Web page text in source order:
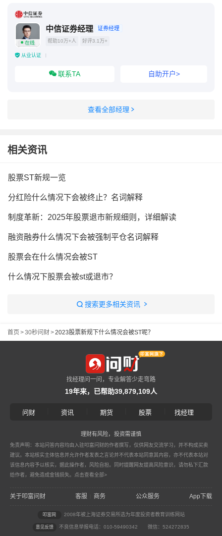
在线
中信证券经理 证券经理
帮助10万+人 好评3.1万+
从业认证
联系TA 自助开户>
查看全部经理
相关资讯
股票ST新规一览
分红险什么情况下会被终止？名词解释
制度革新：2025年股票退市新规细则，详细解读
融资融券什么情况下会被强制平仓名词解释
股票会在什么情况会被ST
什么情况下股票会被st或退市？
搜索更多相关资讯
首页 >30秒问财>2023股票新规下什么情况会被ST呢？
找经理问一问，专业解答少走弯路
19年来，已帮助39,879,109人
问财 资讯 期货 股票 找经理
理财有风险，投资需谨慎
免责声明：本站问答内容均由入驻叩富问财的作者撰写，仅供网友交流学习，并不构成买卖
建议。本站核实主体信息并允许作者发表之言论并不代表本站同意其内容，亦不代表本站对
该信息内容予以核实，据此操作者，风险自担。同时提醒网友提高风险意识，请勿私下汇款
给作者，避免造成金钱损失。 点击查看全部>
关于叩富问财 客服 商务 公众服务 App下载
叩富网 2008年被上海证券交易所选为年度投资者教育训练网站
意见反馈 不良信息举报电话：010-59490342 微信：524272835